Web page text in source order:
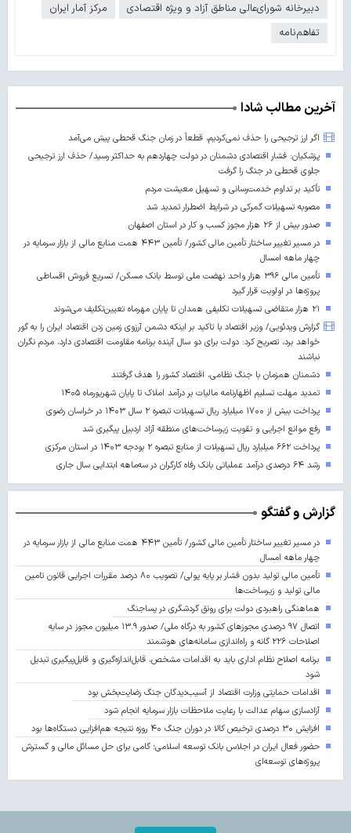
دبیرخانه شورای‌عالی مناطق آزاد و ویژه اقتصادی
مرکز آمار ایران
تفاهم‌نامه
آخرین مطالب شادا
اگر ارز ترجیحی را حذف نمی‌کردیم، قطعاً در زمان جنگ قحطی پیش می‌آمد
پزشکیان: فشار اقتصادی دشمنان در دولت چهاردهم به حداکثر رسید/ حذف ارز ترجیحی
جلوی قحطی در جنگ را گرفت
تأکید بر تداوم خدمت‌رسانی و تسهیل معیشت مردم
مصوبه تسهیلات گمرکی در شرایط اضطرار تمدید شد
صدور بیش از ۲۶ هزار مجوز کسب‌ و کار در استان اصفهان
در مسیر تغییر ساختار تأمین مالی کشور/ تأمین ۴۴۳ همت منابع مالی از بازار سرمایه در
چهار ماهه امسال
تأمین مالی ۳۹۶ هزار واحد نهضت ملی توسط بانک مسکن/ تسریع فروش اقساطی
پروژه‌ها در اولویت قرار گیرد
۲۱ هزار متقاضی تسهیلات تکلیفی همدان تا پایان مهرماه تعیین‌تکلیف می‌شوند
گزارش ویدئویی/ وزیر اقتصاد با تاکید بر اینکه دشمن آرزوی زمین زدن اقتصاد ایران را به گور
خواهد برد، تصریح کرد: دولت برای دو سال آینده برنامه مقاومت اقتصادی دارد، مردم نگران
نباشند
دشمنان همزمان با جنگ نظامی، اقتصاد کشور را هدف گرفتند
تمدید مهلت تسلیم اظهارنامه مالیات بر درآمد املاک تا پایان شهریورماه ۱۴۰۵
پرداخت بیش از ۱۷۰۰ میلیارد ریال تسهیلات تبصره ۲ سال ۱۴۰۳ در خراسان رضوی
رفع موانع اجرایی و تقویت زیرساخت‌های منطقه آزاد اردبیل پیگیری شد
پرداخت ۶۶۲ میلیارد ریال تسهیلات از منابع تبصره ۲ بودجه ۱۴۰۳ در استان مرکزی
رشد ۶۴ درصدی درآمد عملیاتی بانک رفاه کارگران در سه‌ماهه ابتدایی سال جاری
گزارش و گفتگو
در مسیر تغییر ساختار تأمین مالی کشور/ تأمین ۴۴۳ همت منابع مالی از بازار سرمایه در
چهار ماهه امسال
تأمین مالی تولید بدون فشار بر پایه پولی/ تصویب ۸۰ درصد مقررات اجرایی قانون تامین
مالی تولید و زیرساخت‌ها
هماهنگی راهبردی دولت برای رونق گردشگری در پساجنگ
اتصال ۹۷ درصدی مجوزهای کشور به درگاه ملی/ صدور ۱۳.۹ میلیون مجوز در سایه
اصلاحات ۲۲۶ گانه و راه‌اندازی سامانه‌های هوشمند
برنامه اصلاح نظام اداری باید به اقدامات مشخص، قابل‌اندازه‌گیری و قابل‌پیگیری تبدیل
شود
اقدامات حمایتی وزارت اقتصاد از آسیب‌دیدگان جنگ رضایت‌بخش بود
آزادسازی سهام عدالت با رعایت ملاحظات بازار سرمایه انجام شود
افزایش ۳۰ درصدی ترخیص کالا در دوران جنگ ۴۰ روزه نتیجه هم‌افزایی دستگاه‌ها بود
حضور فعال ایران در اجلاس بانک توسعه اسلامی؛ گامی برای حل مسائل مالی و گسترش
پروژه‌های توسعه‌ای